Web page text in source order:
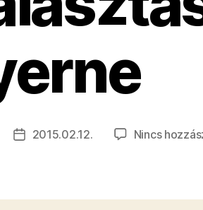
Bejegyzés
2015.02.12. Nincs